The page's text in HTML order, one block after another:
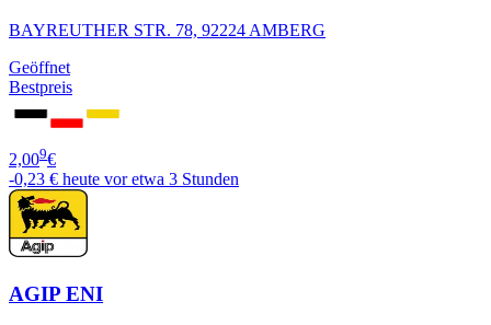
BAYREUTHER STR. 78, 92224 AMBERG
Geöffnet
Bestpreis
2,009€
-0,23 € heute vor etwa 3 Stunden
AGIP ENI